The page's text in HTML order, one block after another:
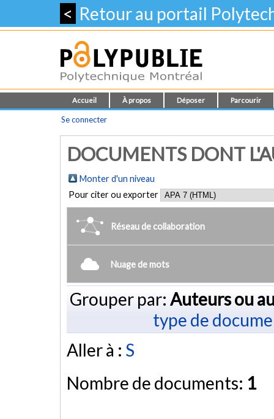
< Retour au portail
Accueil À propos Déposer Parcourir
Se connecter
DOCUMENTS DONT
Monter d'un niveau
Pour citer ou exporter
Réseau de collaboration
Nuage de mots
Grouper par: Auteurs ou
type de
Aller à : S
Nombre de documents: 1